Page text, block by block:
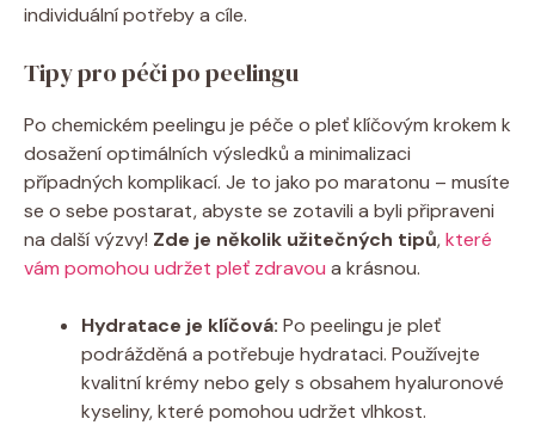
individuální potřeby a cíle.
Tipy pro péči po peelingu
Po chemickém peelingu je péče o pleť klíčovým krokem k
dosažení optimálních výsledků a minimalizaci
případných komplikací. Je to jako po maratonu – musíte
se o sebe postarat, abyste se zotavili a byli připraveni
na další výzvy! Zde je několik užitečných tipů,které
vám pomohou udržet pleť zdravou a krásnou.
Hydratace je klíčová: Po peelingu je pleť
podrážděná a potřebuje hydrataci. Používejte
kvalitní krémy nebo gely s obsahem hyaluronové
kyseliny, které pomohou udržet vlhkost.